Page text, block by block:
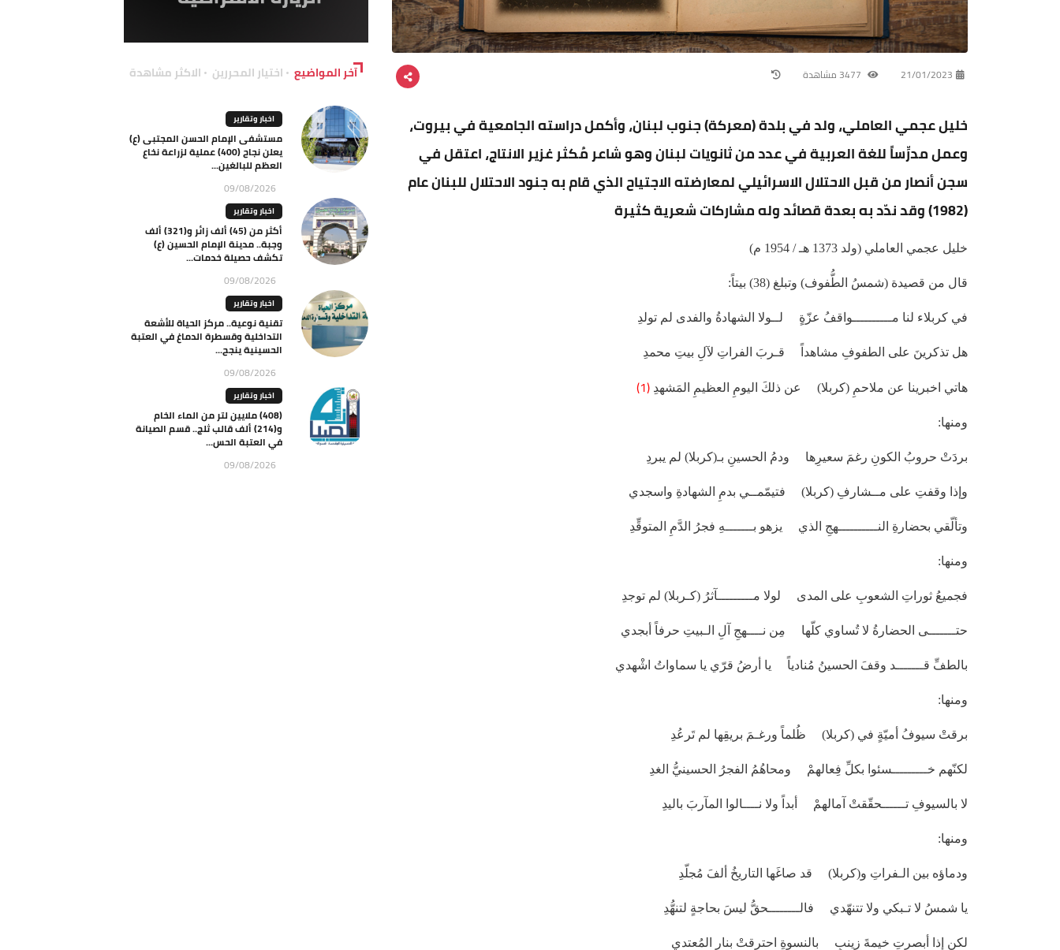
21/01/2023
خليل عجمي العاملي، ولد في بلدة (معركة) جنوب لبنان، وأكمل دراسته الجامعية في بيروت،
وعمل مدرِّساً للغة العربية في عدد من ثانويات لبنان وهو شاعر مُكثر غزير الانتاج، اعتقل في
سجن أنصار من قبل الاحتلال الاسرائيلي لمعارضته الاجتياح الذي قام به جنود الاحتلال للبنان عام
(1982) وقد ندّد به بعدة قصائد وله مشاركات شعرية كثيرة
خليل عجمي العاملي (ولد 1373 هـ / 1954 م)
قال من قصيدة (شمسُ الطُّفوف) وتبلغ (38) بيتاً:
في كربلاء لنا مــــــــــواقفُ عزّةٍ لــولا الشهادةُ والفدى لم تولدِ
هل تذكرينَ على الطفوفِ مشاهداً قـربَ الفراتِ لآلِ بيتِ محمدِ
هاتي اخبرينا عن ملاحمِ (كربلا) عن ذلكَ اليومِ العظيمِ المَشهدِ (1)
ومنها:
بردَتْ حروبُ الكونِ رغمَ سعيرِها ودمُ الحسينِ بـ(كربلا) لم يبردِ
وإذا وقفتِ على مــشارفِ (كربلا) فتيمّمــي بدمِ الشهادةِ واسجدي
وتألّقي بحضارةِ النــــــــــهجِ الذي يزهو بـــــــهِ فجرُ الدَّمِ المتوقِّدِ
ومنها:
فجميعُ ثوراتِ الشعوبِ على المدى لولا مـــــــــآثرُ (كـربلا) لم توجدِ
حتـــــــى الحضارةُ لا تُساوي كلّها مِن نــــهجِ آلِ الـبيتِ حرفاً أبجدي
بالطفِّ قـــــــد وقفَ الحسينُ مُنادياً يا أرضُ قرّي يا سماواتُ اشْهدي
ومنها:
برقتْ سيوفُ أميّةٍ في (كربلا) ظُلماً ورغـمَ بريقِها لم تَرعُدِ
لكنّهم خـــــــــسئوا بكلِّ فِعالهمْ ومحاهُمُ الفجرُ الحسينيُّ الغدِ
لا بالسيوفِ تــــــحقّقتْ آمالهمْ أبداً ولا نــــالوا المآربَ باليدِ
ومنها:
ودماؤه بين الـفراتِ و(كربلا) قد صاغَها التاريخُ ألفَ مُجلّدِ
يا شمسُ لا تـبكي ولا تتنهّدي فالــــــــحقُّ ليسَ بحاجةٍ لتنهُّدِ
لكن إذا أبصرتِ خيمةَ زينبٍ بالنسوةِ احترقتْ بنارِ المُعتدي
آخر المواضيع اختيار المحررين الاكثر مشاهدة
اخبار وتقارير
مستشفى الإمام الحسن المجتبى (ع)
يعلن نجاح (400) عملية لزراعة نخاع
العظم للبالغين...
09/08/2026
اخبار وتقارير
أكثر من (45) ألف زائر و(321) ألف
وجبة.. مدينة الإمام الحسين (ع)
تكشف حصيلة خدمات...
09/08/2026
اخبار وتقارير
تقنية نوعية.. مركز الحياة للأشعة
التداخلية وقسطرة الدماغ في العتبة
الحسينية ينجح...
09/08/2026
اخبار وتقارير
(408) ملايين لتر من الماء الخام
و(214) ألف قالب ثلج.. قسم الصيانة
في العتبة الحس...
09/08/2026